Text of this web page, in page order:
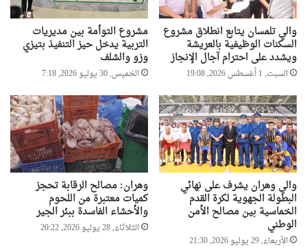
والي تلمسان يتابع انطلاق مشروع
السكنات الوظيفية بالعريشة
ويشدد على احترام آجال الإنجاز
السبت, 1 أغسطس 2026, 19:08
مشروع التوأمة بين مديريات
التربية يدخل حيز التنفيذ بتيزي
وزو والشلف
الخميس, 30 يوليو 2026, 7:18
والي وهران يشرف على نهائي
البطولة الجهوية لكرة القدم
الخماسية بين مصالح الأمن
الوطني
الأربعاء, 29 يوليو 2026, 21:30
وهران: مصالح الرقابة تحجز
كميات معتبرة من اللحوم
والأحشاء الفاسدة ببئر الجير
الثلاثاء, 28 يوليو 2026, 20:22